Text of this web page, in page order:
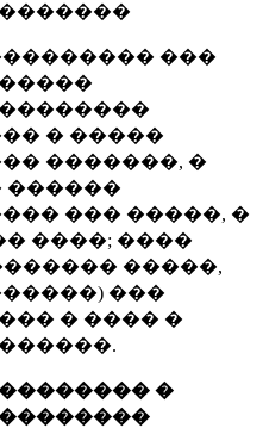
���
� �����
�������, �
������
��� �����, �
����; ����
�����,
���
� ���� �
�